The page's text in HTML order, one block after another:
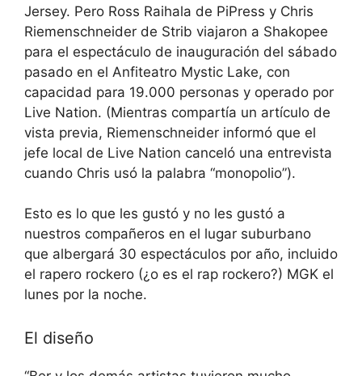
Jersey. Pero Ross Raihala de PiPress y Chris
Riemenschneider de Strib viajaron a Shakopee
para el espectáculo de inauguración del sábado
pasado en el Anfiteatro Mystic Lake, con
capacidad para 19.000 personas y operado por
Live Nation. (Mientras compartía un artículo de
vista previa, Riemenschneider informó que el
jefe local de Live Nation canceló una entrevista
cuando Chris usó la palabra “monopolio”).
Esto es lo que les gustó y no les gustó a
nuestros compañeros en el lugar suburbano
que albergará 30 espectáculos por año, incluido
el rapero rockero (¿o es el rap rockero?) MGK el
lunes por la noche.
El diseño